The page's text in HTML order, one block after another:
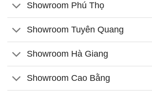
Showroom Phú Thọ
Showroom Tuyên Quang
Showroom Hà Giang
Showroom Cao Bằng